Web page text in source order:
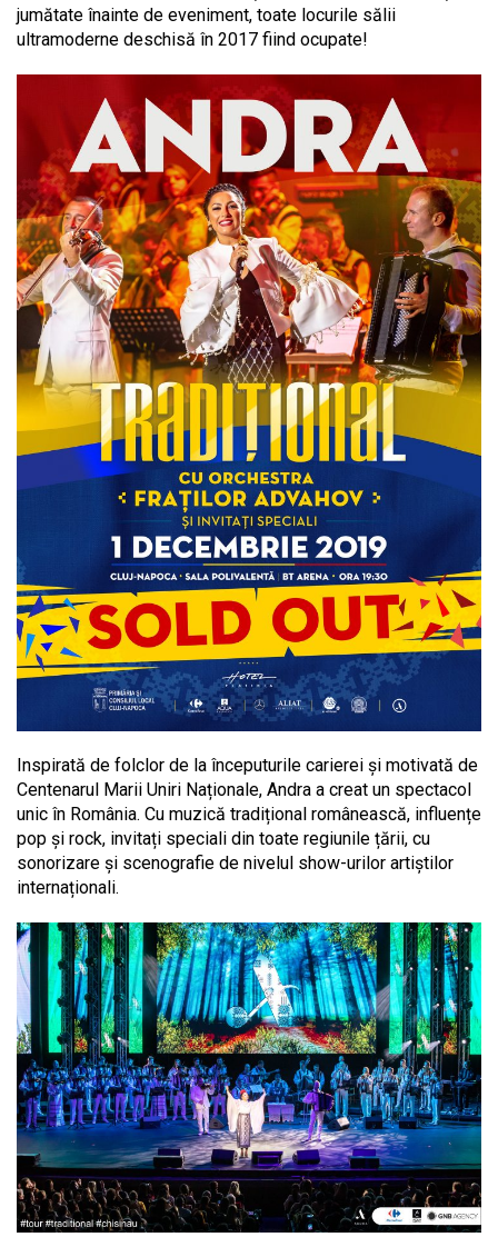
jumătate înainte de eveniment, toate locurile sălii
ultramoderne deschisă în 2017 fiind ocupate!
Inspirată de folclor de la începuturile carierei și motivată de
Centenarul Marii Uniri Naționale, Andra a creat un spectacol
unic în România. Cu muzică tradițional românească, influențe
pop și rock, invitați speciali din toate regiunile țării, cu
sonorizare și scenografie de nivelul show-urilor artiștilor
internaționali.